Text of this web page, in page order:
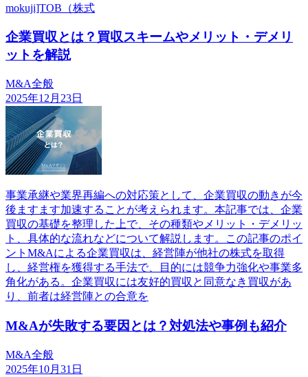
mokuji]TOB（株式
企業買収とは？買収スキームやメリット・デメリ
ットを解説
M&A全般
2025年12月23日
事業承継や業界再編への対応策として、企業買収の動きが今
後ますます加速することが考えられます。本記事では、企業
買収の基礎を整理した上で、その種類やメリット・デメリッ
ト、具体的な流れなどについて解説します。この記事のポイ
ントM&Aによる企業買収は、経営陣が他社の株式を取得
し、経営権を獲得する手法で、目的には競争力強化や事業多
角化がある。企業買収には友好的買収と同意なき買収があ
り、前者は経営陣との合意を
M&Aが失敗する要因とは？対処法や事例も紹介
M&A全般
2025年10月31日